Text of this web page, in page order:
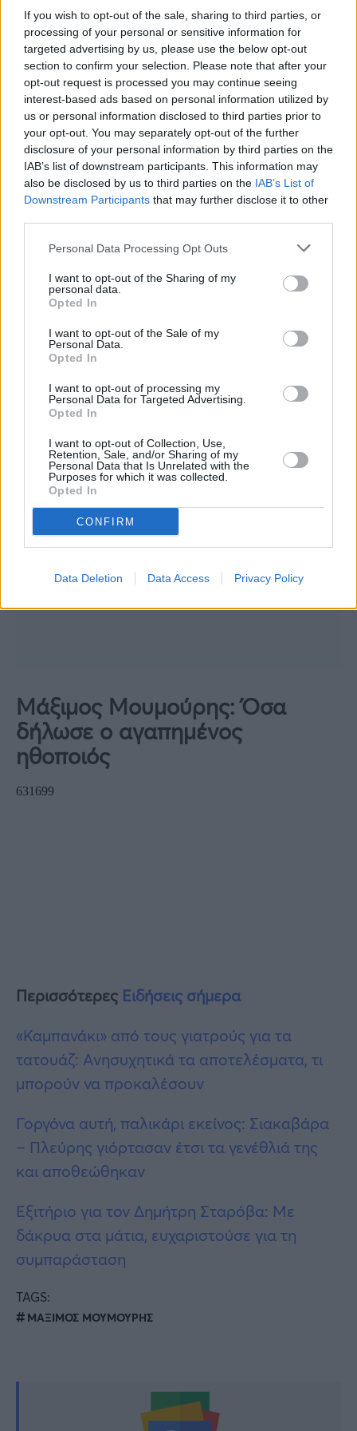
If you wish to opt-out of the sale, sharing to third parties, or
processing of your personal or sensitive information for
targeted advertising by us, please use the below opt-out
section to confirm your selection. Please note that after your
opt-out request is processed you may continue seeing
interest-based ads based on personal information utilized by
us or personal information disclosed to third parties prior to
your opt-out. You may separately opt-out of the further
disclosure of your personal information by third parties on the
IAB’s list of downstream participants. This information may
also be disclosed by us to third parties on the IAB’s List of
Downstream Participants that may further disclose it to other
Personal Data Processing Opt Outs
I want to opt-out of the Sharing of my
personal data.
Opted In
I want to opt-out of the Sale of my
Personal Data.
Opted In
I want to opt-out of processing my
Personal Data for Targeted Advertising.
Opted In
I want to opt-out of Collection, Use,
Retention, Sale, and/or Sharing of my
Personal Data that Is Unrelated with the
Purposes for which it was collected.
Opted In
CONFIRM
Data Deletion Data Access Privacy Policy
αλήθεια»
Συνεντεύξεις 18/11/2025
Τζεφ Μοντάνα: «Κανένας δεν μπορεί
να σου πει ποιος είσαι»
Μάξιμος Μουμούρης: Όσα
δήλωσε ο αγαπημένος
ηθοποιός
Περισσότερες Ειδήσεις σήμερα
«Καμπανάκι» από τους γιατρούς για τα
τατουάζ: Ανησυχητικά τα αποτελέσματα, τι
μπορούν να προκαλέσουν
Γοργόνα αυτή, παλικάρι εκείνος: Σιακαβάρα
– Πλεύρης γιόρτασαν έτσι τα γενέθλιά της
και αποθεώθηκαν
Εξιτήριο για τον Δημήτρη Σταρόβα: Με
δάκρυα στα μάτια, ευχαριστούσε για τη
συμπαράσταση
TAGS:
ΜΑΞΙΜΟΣ ΜΟΥΜΟΥΡΗΣ